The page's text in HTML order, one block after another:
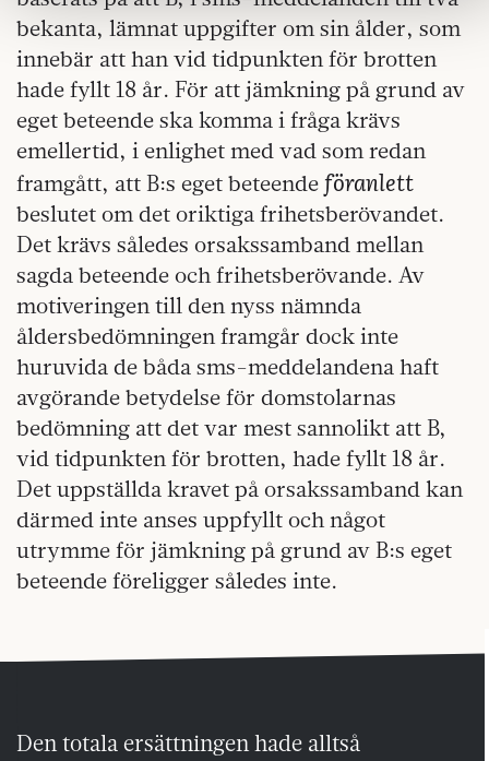
deras tjänster.
Om du vill läsa mer om hur vi hanterar personuppgifter kan
du göra dethär.
bekanta, lämnat uppgifter om sin ålder, som
innebär att han vid tidpunkten för brotten
hade fyllt 18 år. För att jämkning på grund av
eget beteende ska komma i fråga krävs
emellertid, i enlighet med vad som redan
framgått, att B:s eget beteende föranlett
beslutet om det oriktiga frihetsberövandet.
Det krävs således orsakssamband mellan
sagda beteende och frihetsberövande. Av
motiveringen till den nyss nämnda
åldersbedömningen framgår dock inte
huruvida de båda sms-meddelandena haft
avgörande betydelse för domstolarnas
bedömning att det var mest sannolikt att B,
vid tidpunkten för brotten, hade fyllt 18 år.
Det uppställda kravet på orsakssamband kan
därmed inte anses uppfyllt och något
utrymme för jämkning på grund av B:s eget
beteende föreligger således inte.
Den totala ersättningen hade alltså